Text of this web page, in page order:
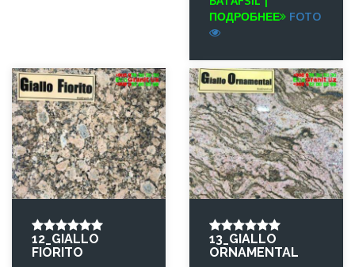
ПОДРОБНЕЕ
FOTO
12_GIALLO
FIORITO
13_GIALLO
ORNAMENTAL